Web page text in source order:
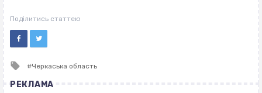
Поділитись статтею
Tagged
Черкаська область
РЕКЛАМА